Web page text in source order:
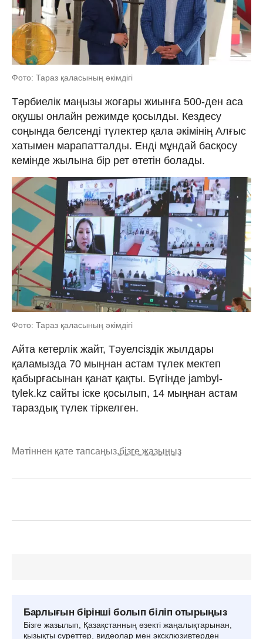
Фото: Тараз қаласының әкімдігі
Тәрбиелік маңызы жоғары жиынға 500-ден аса
оқушы онлайн режимде қосылды. Кездесу
соңында белсенді түлектер қала әкімінің Алғыс
хатымен марапатталды. Енді мұндай басқосу
кемінде жылына бір рет өтетін болады.
Фото: Тараз қаласының әкімдігі
Айта кетерлік жайт, Тәуелсіздік жылдары
қаламызда 70 мыңнан астам түлек мектеп
қабырғасынан қанат қақты. Бүгінде jambyl-
tylek.kz сайты іске қосылып, 14 мыңнан астам
тараздық түлек тіркелген.
Мәтіннен қате тапсаңыз,бізге жазыңыз
Барлығын бірінші болып біліп отырыңыз
Бізге жазылып, Қазақстанның өзекті жаңалықтарынан,
қызықты суреттер, видеолар мен эксклюзивтерден